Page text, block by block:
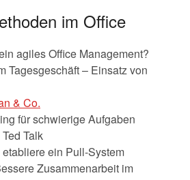
im Office
agiles Office Management?
Tagesgeschäft – Einsatz von
& Co.
für schwierige Aufgaben
Talk
ein Pull-System
Zusammenarbeit im